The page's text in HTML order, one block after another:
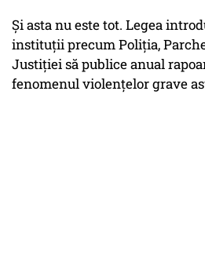
Și asta nu este tot. Legea
instituții precum Poliția,
Justiției să publice anual
fenomenul violențelor grave